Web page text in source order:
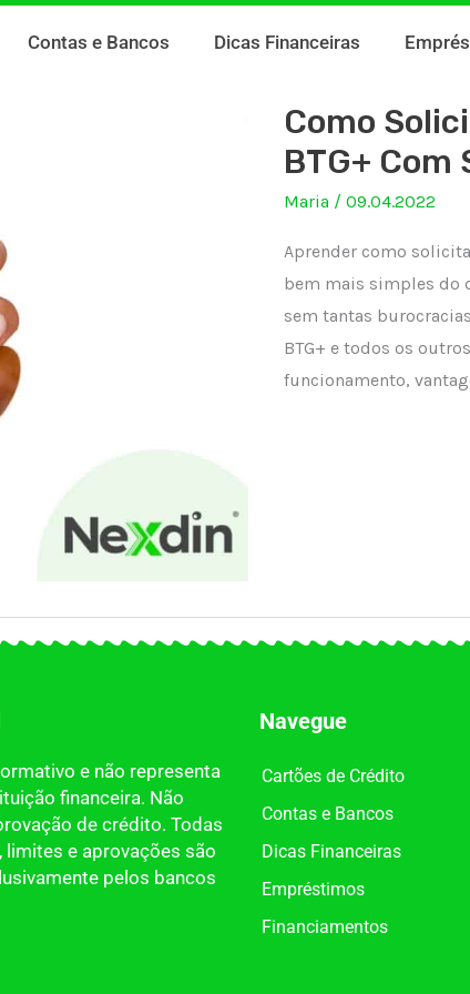
Contas e Bancos Dicas Financeiras
Como
BTG+ Com
Maria / 09.04.2022
Aprender como
bem mais simples do
sem tantas
BTG+ e todos os
funcionamento,
e não representa
financeira. Não
de crédito. Todas
limites e aprovações são
pelos bancos
Navegue
Cartões de Crédito
Contas e Bancos
Dicas Financeiras
Empréstimos
Financiamentos